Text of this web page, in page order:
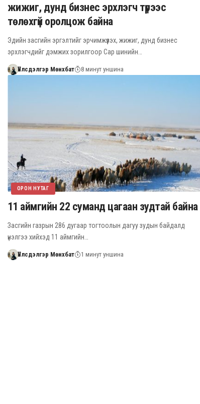
жижиг, дунд бизнес эрхлэгч түрээс
төлөхгүй оролцож байна
Эдийн засгийн эргэлтийг эрчимжүүлэх, жижиг, дунд бизнес
эрхлэгчдийг дэмжих зорилгоор Сар шинийн…
Үйлсдэлгэр Мөнхбат 8 минут уншина
ОРОН НУТАГ
11 аймгийн 22 суманд цагаан зудтай байна
Засгийн газрын 286 дугаар тогтоолын дагуу зудын байдалд
үнэлгээ хийхэд 11 аймгийн…
Үйлсдэлгэр Мөнхбат 1 минут уншина